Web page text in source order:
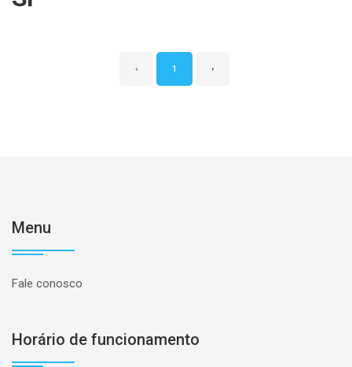
‹ 1 ›
Menu
Fale conosco
Horário de funcionamento